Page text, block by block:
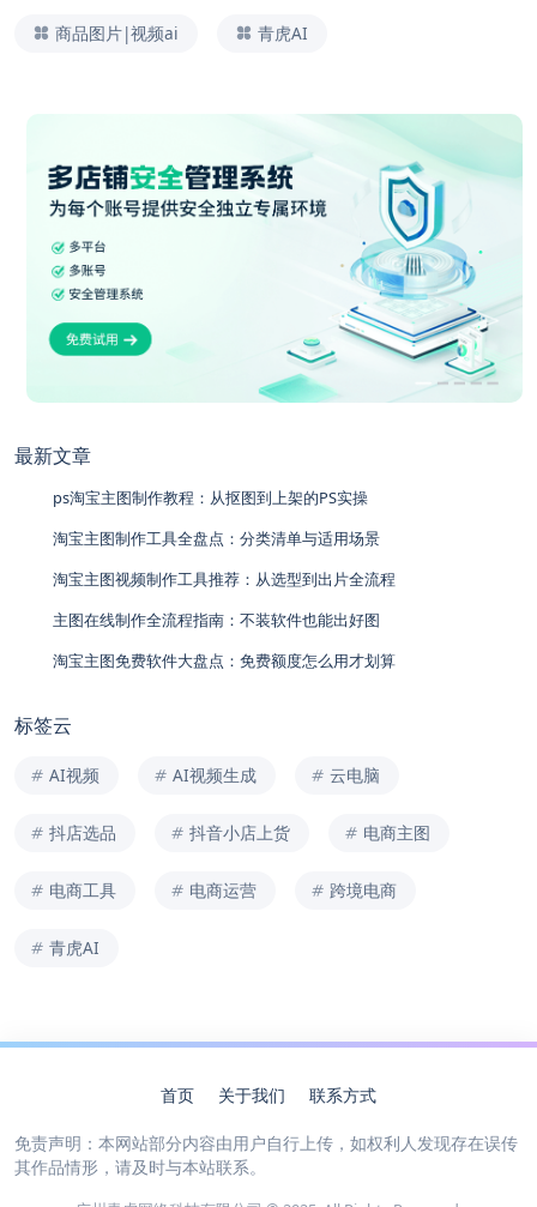
商品图片|视频ai 青虎AI
最新文章
ps淘宝主图制作教程：从抠图到上架的PS实操
淘宝主图制作工具全盘点：分类清单与适用场景
淘宝主图视频制作工具推荐：从选型到出片全流程
主图在线制作全流程指南：不装软件也能出好图
淘宝主图免费软件大盘点：免费额度怎么用才划算
标签云
AI视频 AI视频生成 云电脑
抖店选品 抖音小店上货 电商主图
电商工具 电商运营 跨境电商
青虎AI
首页 关于我们 联系方式
免责声明：本网站部分内容由用户自行上传，如权利人发现存在误传
其作品情形，请及时与本站联系。